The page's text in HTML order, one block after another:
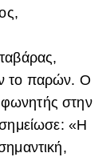
το παρών. Ο
στην
σημείωσε: «Η